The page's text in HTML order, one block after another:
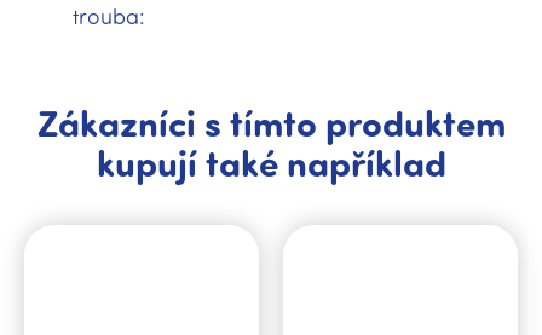
trouba:
Zákazníci s tímto produktem
kupují také například